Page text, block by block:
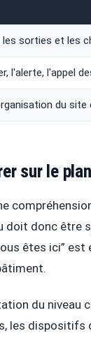
sorties et les
l'alerte, l'appel
du site
sur le
doit donc être
êtes ici”
du niveau
les dispositifs